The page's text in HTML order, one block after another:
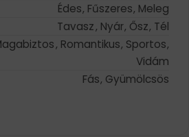
Édes, Fűszeres, Meleg
Tavasz, Nyár, Ősz, Tél
, Romantikus, Sportos,
Vidám
Fás, Gyümölcsös